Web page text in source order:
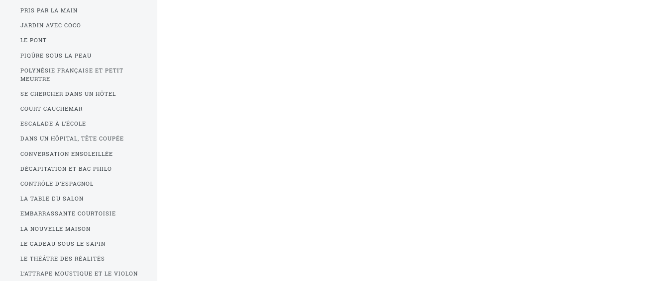
PRIS PAR LA MAIN
JARDIN AVEC COCO
LE PONT
PIQÛRE SOUS LA PEAU
POLYNÉSIE FRANÇAISE ET PETIT
MEURTRE
SE CHERCHER DANS UN HÔTEL
COURT CAUCHEMAR
ESCALADE À L’ÉCOLE
DANS UN HÔPITAL, TÊTE COUPÉE
CONVERSATION ENSOLEILLÉE
DÉCAPITATION ET BAC PHILO
CONTRÔLE D’ESPAGNOL
LA TABLE DU SALON
EMBARRASSANTE COURTOISIE
LA NOUVELLE MAISON
LE CADEAU SOUS LE SAPIN
LE THÉÂTRE DES RÉALITÉS
L’ATTRAPE MOUSTIQUE ET LE VIOLON